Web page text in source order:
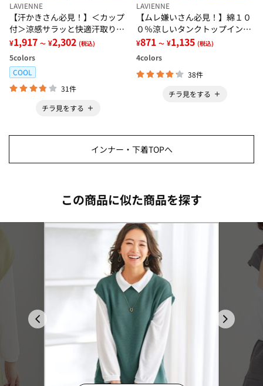
LAVIENNE
【汗かきさん必見！】＜カップ
付＞涼感サラッと快適汗取りタ
ンクトップインナー＜さらりラ
ボ＞
¥1,917 ～ ¥2,302 (税込)
5colors
COOL
31件
チラ見をする
LAVIENNE
【ムレ嫌いさん必見！】綿１０
０％涼しいタンクトップインナ
ー＜さらりラボ＞
¥871 ～ ¥1,135 (税込)
4colors
38件
チラ見をする
インナー・下着TOPへ
この商品に似た商品を探す